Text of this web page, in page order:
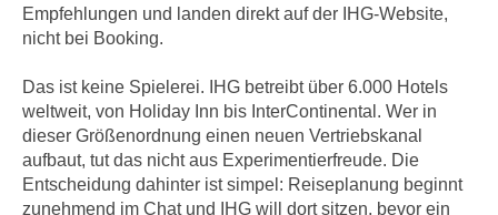
Empfehlungen und landen direkt auf der IHG-Website,
nicht bei Booking.
Das ist keine Spielerei. IHG betreibt über 6.000 Hotels
weltweit, von Holiday Inn bis InterContinental. Wer in
dieser Größenordnung einen neuen Vertriebskanal
aufbaut, tut das nicht aus Experimentierfreude. Die
Entscheidung dahinter ist simpel: Reiseplanung beginnt
zunehmend im Chat und IHG will dort sitzen, bevor ein